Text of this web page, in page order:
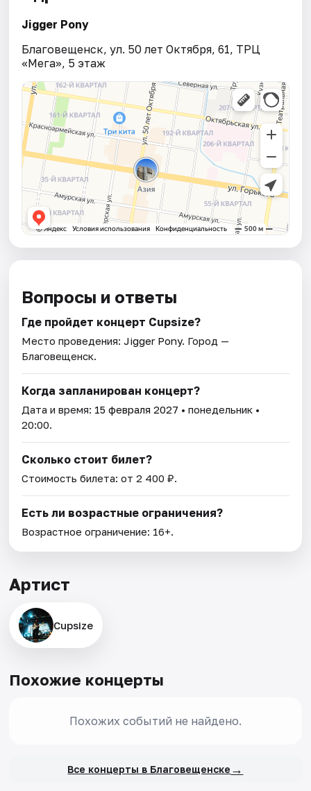
Jigger Pony
Благовещенск, ул. 50 лет Октября, 61, ТРЦ
«Мега», 5 этаж
Вопросы и ответы
Где пройдет концерт Cupsize?
Место проведения:Jigger Pony. Город —
Благовещенск.
Когда запланирован концерт?
Дата и время: 15 февраля 2027 • понедельник •
20:00.
Сколько стоит билет?
Стоимость билета: от 2 400 ₽.
Есть ли возрастные ограничения?
Возрастное ограничение: 16+.
Артист
Cupsize
Похожие концерты
Похожих событий не найдено.
Все концерты в Благовещенске →